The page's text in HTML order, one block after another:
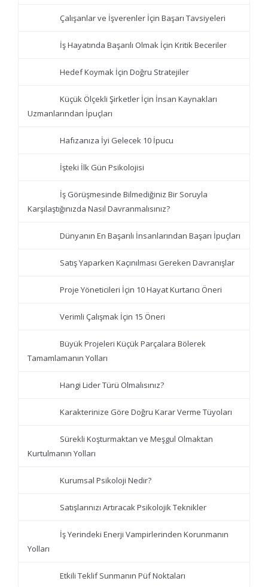
Çalışanlar ve İşverenler İçin Başarı Tavsiyeleri
İş Hayatında Başarılı Olmak İçin Kritik Beceriler
Hedef Koymak İçin Doğru Stratejiler
Küçük Ölçekli Şirketler İçin İnsan Kaynakları
Uzmanlarından İpuçları
Hafızanıza İyi Gelecek 10 İpucu
İşteki İlk Gün Psikolojisi
İş Görüşmesinde Bilmediğiniz Bir Soruyla
Karşılaştığınızda Nasıl Davranmalısınız?
Dünyanın En Başarılı İnsanlarından Başarı İpuçları
Satış Yaparken Kaçınılması Gereken Davranışlar
Proje Yöneticileri İçin 10 Hayat Kurtarıcı Öneri
Verimli Çalışmak İçin 15 Öneri
Büyük Projeleri Küçük Parçalara Bölerek
Tamamlamanın Yolları
Hangi Lider Türü Olmalısınız?
Karakterinize Göre Doğru Karar Verme Tüyoları
Sürekli Koşturmaktan ve Meşgul Olmaktan
Kurtulmanın Yolları
Kurumsal Psikoloji Nedir?
Satışlarınızı Artıracak Psikolojik Teknikler
İş Yerindeki Enerji Vampirlerinden Korunmanın
Yolları
Etkili Teklif Sunmanın Püf Noktaları